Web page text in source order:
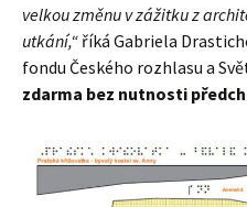
velkou změnu v zážitku z
utkání,“ říká Gabriela
fondu Českého rozhlasu a
zdarma bez nutnosti